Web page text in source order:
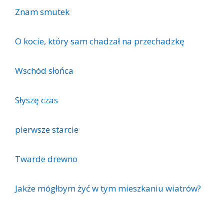
Znam smutek
O kocie, który sam chadzał na przechadzkę
Wschód słońca
Słyszę czas
pierwsze starcie
Twarde drewno
Jakże mógłbym żyć w tym mieszkaniu wiatrów?